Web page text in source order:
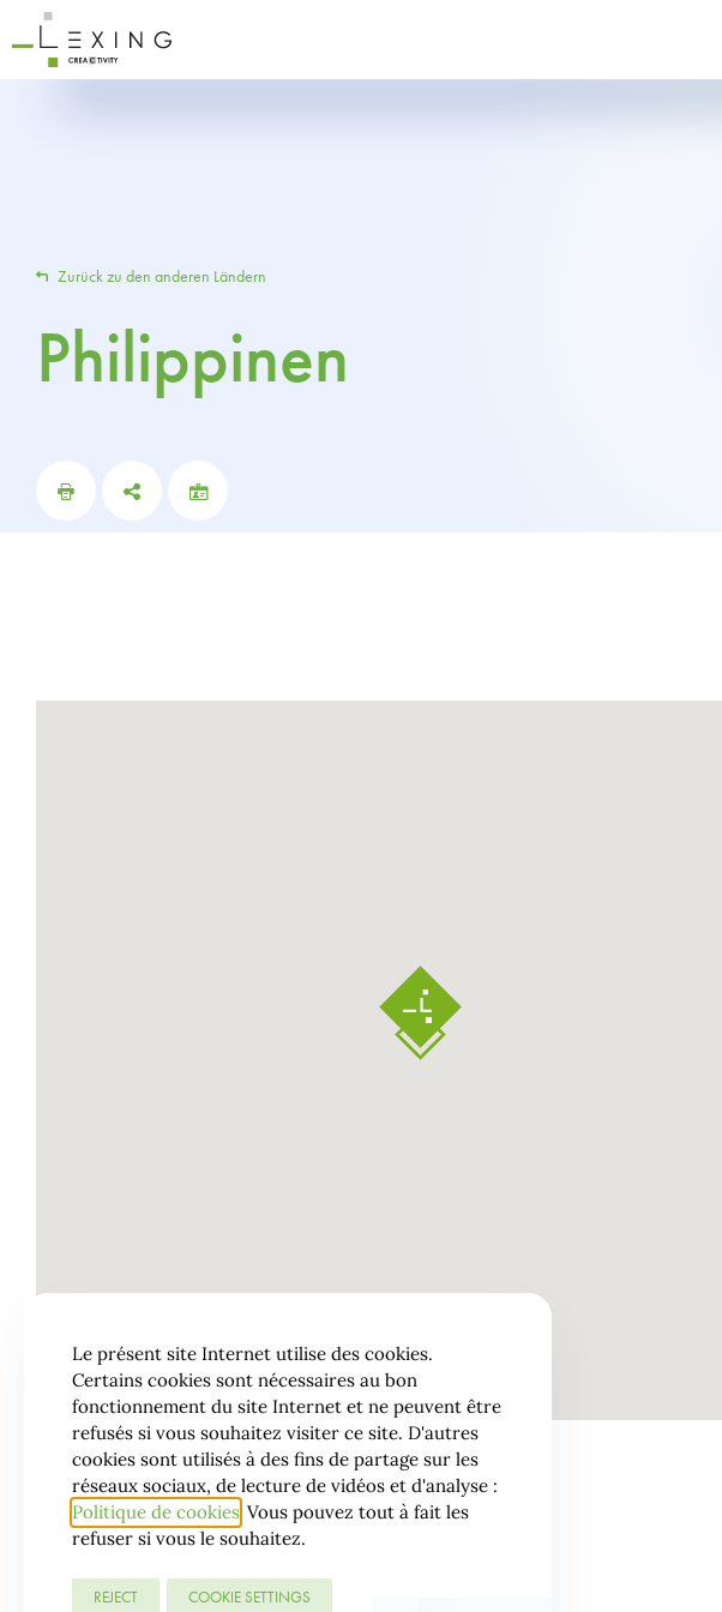
Zurück zu den anderen Ländern
Philippinen
Le présent site Internet utilise des cookies.
Certains cookies sont nécessaires au bon
fonctionnement du site Internet et ne peuvent être
refusés si vous souhaitez visiter ce site. D'autres
cookies sont utilisés à des fins de partage sur les
réseaux sociaux, de lecture de vidéos et d'analyse :
Politique de cookies Vous pouvez tout à fait les
refuser si vous le souhaitez.
REJECT COOKIE SETTINGS